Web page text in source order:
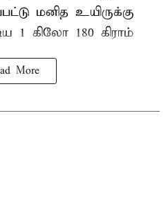
மனித உயிருக்கு
1 கிலோ 180 கிராம்
More